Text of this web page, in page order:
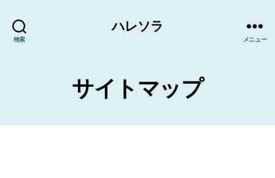
検索
ハレソラ
メニュー
サイトマップ